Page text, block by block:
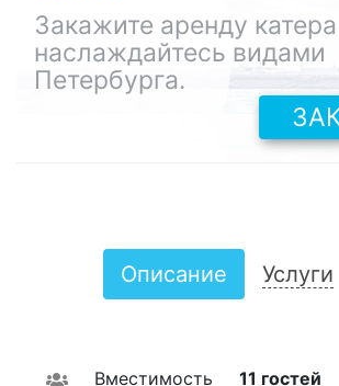
Закажите аренду
наслаждайтесь видами
Петербурга.
Описание Услуги
Вместимость 11 гостей